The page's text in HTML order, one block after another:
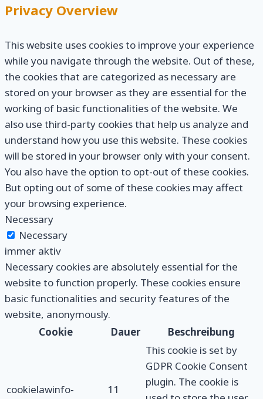
Privacy Overview
This website uses cookies to improve your experience
while you navigate through the website. Out of these,
the cookies that are categorized as necessary are
stored on your browser as they are essential for the
working of basic functionalities of the website. We
also use third-party cookies that help us analyze and
understand how you use this website. These cookies
will be stored in your browser only with your consent.
You also have the option to opt-out of these cookies.
But opting out of some of these cookies may affect
your browsing experience.
Necessary
Necessary
immer aktiv
Necessary cookies are absolutely essential for the
website to function properly. These cookies ensure
basic functionalities and security features of the
website, anonymously.
Cookie
Dauer Beschreibung
cookielawinfo-
11
This cookie is set by
GDPR Cookie Consent
plugin. The cookie is